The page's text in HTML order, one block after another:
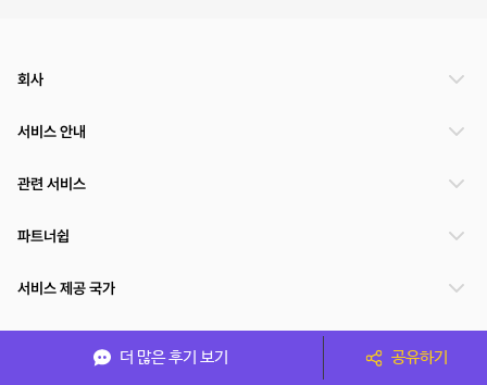
더 많은 후기 보기 공유하기
회사
서비스 안내
관련 서비스
파트너쉽
서비스 제공 국가
(주)NSPACE 사업자정보